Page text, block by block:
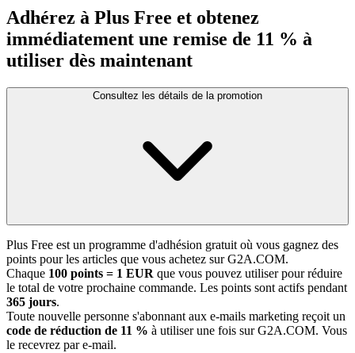
Adhérez à Plus Free et obtenez
immédiatement une remise de 11 % à
utiliser dès maintenant
Consultez les détails de la promotion
Plus Free est un programme d'adhésion gratuit où vous gagnez des
points pour les articles que vous achetez sur G2A.COM.
Chaque 100 points = 1 EUR que vous pouvez utiliser pour réduire
le total de votre prochaine commande. Les points sont actifs pendant
365 jours.
Toute nouvelle personne s'abonnant aux e-mails marketing reçoit un
code de réduction de 11 % à utiliser une fois sur G2A.COM. Vous
le recevrez par e-mail.